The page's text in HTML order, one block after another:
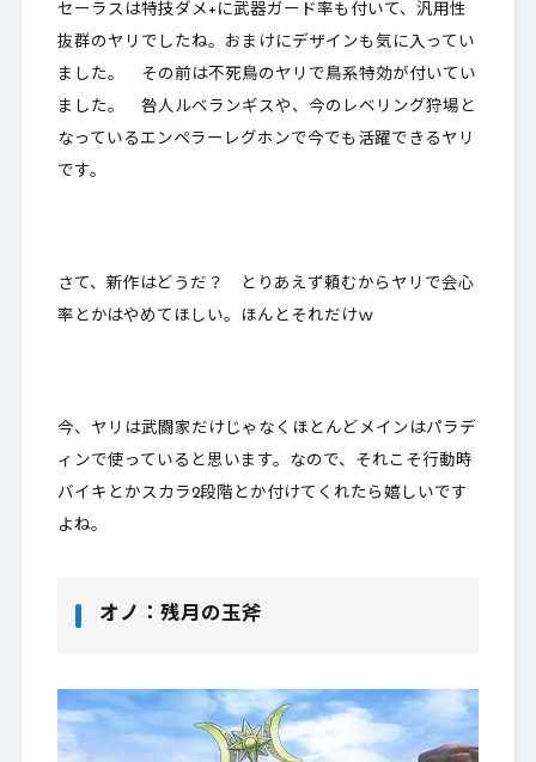
セーラスは特技ダメ+に武器ガード率も付いて、汎用性
抜群のヤリでしたね。おまけにデザインも気に入ってい
ました。 その前は不死鳥のヤリで鳥系特効が付いてい
ました。 咎人ルベランギスや、今のレベリング狩場と
なっているエンペラーレグホンで今でも活躍できるヤリ
です。
さて、新作はどうだ？ とりあえず頼むからヤリで会心
率とかはやめてほしい。ほんとそれだけｗ
今、ヤリは武闘家だけじゃなくほとんどメインはパラデ
ィンで使っていると思います。なので、それこそ行動時
バイキとかスカラ2段階とか付けてくれたら嬉しいです
よね。
オノ：残月の玉斧